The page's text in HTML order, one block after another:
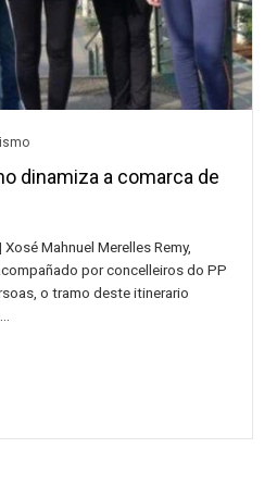
dinamiza a comarca de
Mahnuel Merelles Remy,
por concelleiros do PP
o tramo deste itinerario